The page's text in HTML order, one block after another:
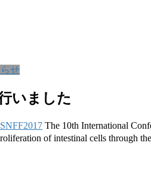
せ
いました
The 10th International
of intestinal cells through